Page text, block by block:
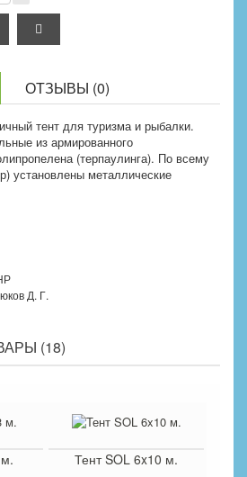
ОТЗЫВЫ (0)
тент для туризма и рыбалки.
из армированного
(терпаулинга). По всему
установлены металлические
Д. Г.
(18)
Тент SOL 6x10 м.